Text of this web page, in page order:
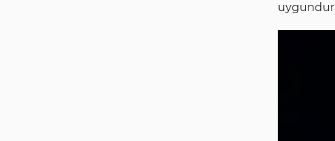
uygundur